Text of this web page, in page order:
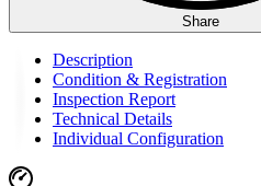
Share
Description
Condition & Registration
Inspection Report
Technical Details
Individual Configuration